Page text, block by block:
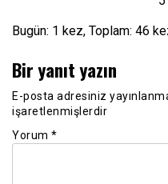
Bugün: 1 kez, Toplam: 46
Bir yanıt yazın
E-posta adresiniz
işaretlenmişlerdir
Yorum *